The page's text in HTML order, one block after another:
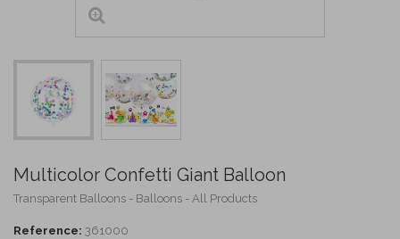
Multicolor Confetti Giant Balloon
Transparent Balloons - Balloons - All Products
Reference: 361000